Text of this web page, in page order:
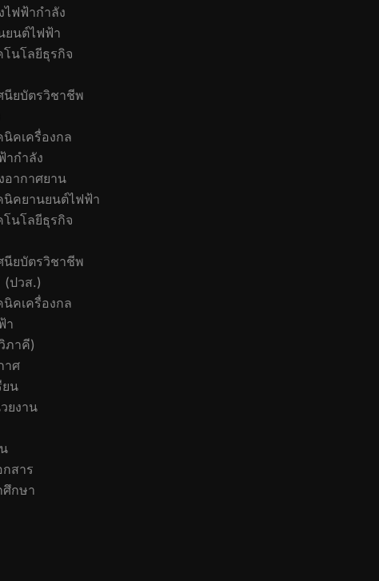
ไฟฟ้ากำลัง
ยนต์ไฟฟ้า
โนโลยีธุรกิจ
นียบัตรวิชาชีพ
คเครื่องกล
ากำลัง
อากาศยาน
นิคยานยนต์ไฟฟ้า
โนโลยีธุรกิจ
นียบัตรวิชาชีพ
ปวส.)
คเครื่องกล
า
ภาคี)
าศ
ยน
ยงาน
สาร
ศึกษา